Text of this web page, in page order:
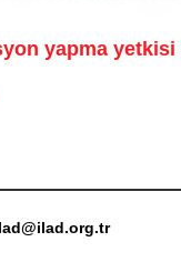
yapma yetkisi